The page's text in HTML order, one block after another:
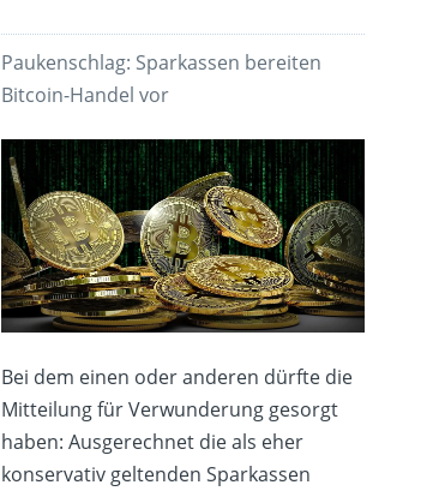
Paukenschlag: Sparkassen bereiten
Bitcoin-Handel vor
Bei dem einen oder anderen dürfte die
Mitteilung für Verwunderung gesorgt
haben: Ausgerechnet die als eher
konservativ geltenden Sparkassen